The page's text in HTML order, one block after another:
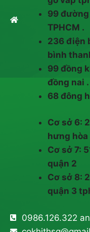
99
TPHCM .
236 điện
bình
99 đồng
đồng nai .
68 đông
Cơ sở 6:
hưng
Cơ sở 7:
quận 2
Cơ sở 8:
quận 3
0986.126.322